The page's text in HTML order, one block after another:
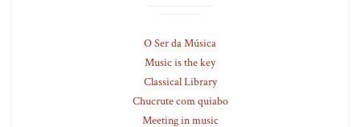
O Ser da Música
Music is the key
Classical Library
Chucrute com quiabo
Meeting in music